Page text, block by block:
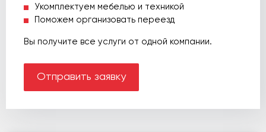
Укомплектуем мебелью и техникой
Поможем организовать переезд
Вы получите все услуги от одной компании.
Отправить заявку